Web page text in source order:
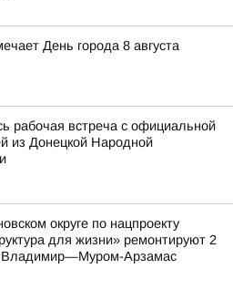
День города 8 августа
рабочая встреча с официальной
из Донецкой Народной
округе по нацпроекту
для жизни» ремонтируют 2
Владимир—Муром-Арзамас